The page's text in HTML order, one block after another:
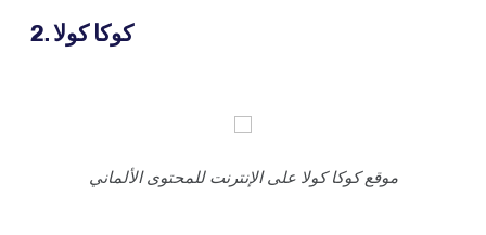
2. كوكا كولا
موقع كوكا كولا على الإنترنت للمحتوى الألماني